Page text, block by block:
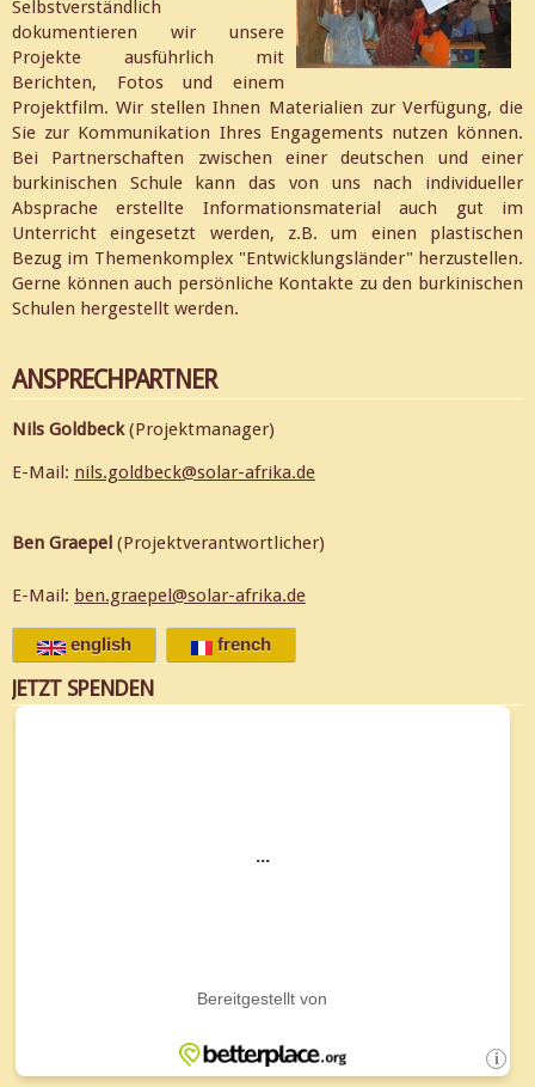
Selbstverständlich
dokumentieren wir unsere
Projekte ausführlich mit
Berichten, Fotos und einem
Projektfilm. Wir stellen Ihnen Materialien zur Verfügung, die
Sie zur Kommunikation Ihres Engagements nutzen können.
Bei Partnerschaften zwischen einer deutschen und einer
burkinischen Schule kann das von uns nach individueller
Absprache erstellte Informationsmaterial auch gut im
Unterricht eingesetzt werden, z.B. um einen plastischen
Bezug im Themenkomplex "Entwicklungsländer" herzustellen.
Gerne können auch persönliche Kontakte zu den burkinischen
Schulen hergestellt werden.
ANSPRECHPARTNER
Nils Goldbeck(Projektmanager)
E-Mail: nils.goldbeck@solar-afrika.de
Ben Graepel (Projektverantwortlicher)
E-Mail: ben.graepel@solar-afrika.de
english french
JETZT SPENDEN